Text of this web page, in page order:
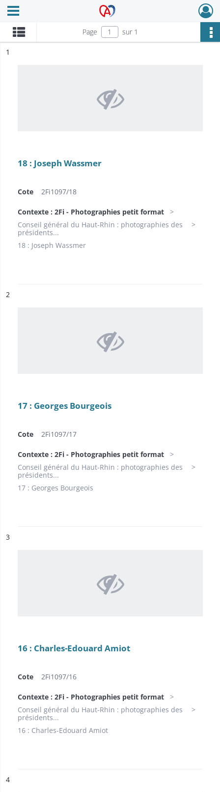
Archives Alsace - Colmar
Ouvrir le menu déroulant
Page sur 1
n°
1
18 : Joseph Wassmer
Cote 2Fi1097/18
Contexte : 2Fi - Photographies petit format
Conseil général du Haut-Rhin : photographies des
présidents...
18 : Joseph Wassmer
n°
2
17 : Georges Bourgeois
Cote 2Fi1097/17
Contexte : 2Fi - Photographies petit format
Conseil général du Haut-Rhin : photographies des
présidents...
17 : Georges Bourgeois
n°
3
16 : Charles-Edouard Amiot
Cote 2Fi1097/16
Contexte : 2Fi - Photographies petit format
Conseil général du Haut-Rhin : photographies des
présidents...
16 : Charles-Edouard Amiot
n°
4